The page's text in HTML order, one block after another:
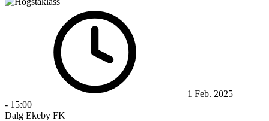
1 Feb. 2025
- 15:00
Dalg Ekeby FK